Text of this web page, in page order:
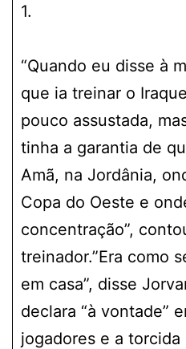
1.
“Quando eu disse à
que ia treinar o
pouco assustada,
tinha a garantia de
Amã, na Jordânia,
Copa do Oeste e
concentração”,
treinador.”Era como
em casa”, disse
declara “à vontade”
jogadores e a torcida